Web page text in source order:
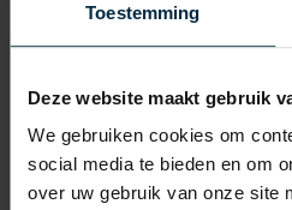
Toestemming
Deze website maakt gebruik
We gebruiken cookies om
social media te bieden en om
over uw gebruik van onze site
Corneliani
jas donkerblauw polyeste
€ 849,00
€ 679,20 -
20%